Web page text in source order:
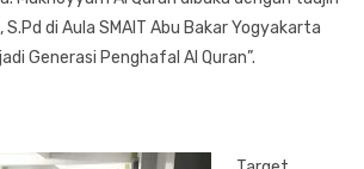
di Aula SMAIT Abu Bakar Yogyakarta
Generasi Penghafal Al Quran”.